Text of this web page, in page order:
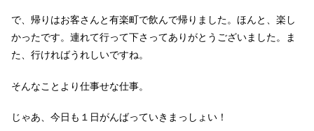
で、帰りはお客さんと有楽町で飲んで帰りました。ほんと、楽し
かったです。連れて行って下さってありがとうございました。ま
た、行ければうれしいですね。
そんなことより仕事せな仕事。
じゃあ、今日も１日がんばっていきまっしょい！